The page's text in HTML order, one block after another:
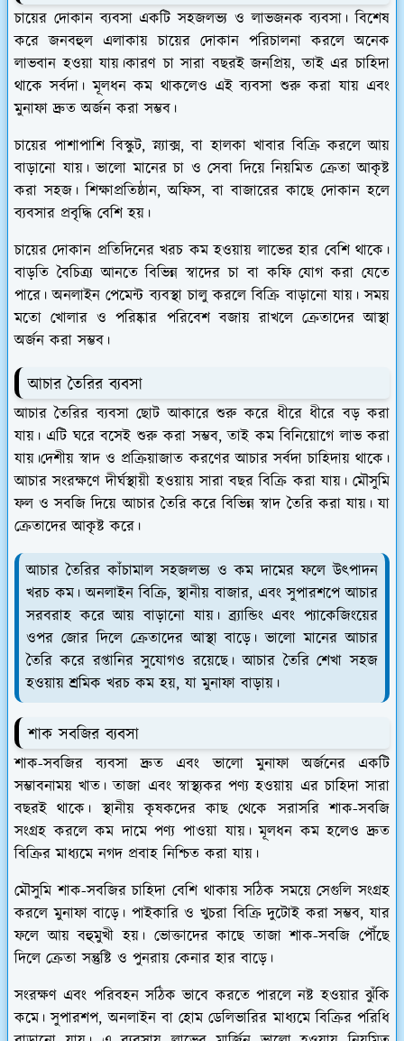
চায়ের দোকান ব্যবসা একটি সহজলভ্য ও লাভজনক ব্যবসা। বিশেষ
করে জনবহুল এলাকায় চায়ের দোকান পরিচালনা করলে অনেক
লাভবান হওয়া যায়।কারণ চা সারা বছরই জনপ্রিয়, তাই এর চাহিদা
থাকে সর্বদা। মূলধন কম থাকলেও এই ব্যবসা শুরু করা যায় এবং
মুনাফা দ্রুত অর্জন করা সম্ভব।
চায়ের পাশাপাশি বিস্কুট, স্ন্যাক্স, বা হালকা খাবার বিক্রি করলে আয়
বাড়ানো যায়। ভালো মানের চা ও সেবা দিয়ে নিয়মিত ক্রেতা আকৃষ্ট
করা সহজ। শিক্ষাপ্রতিষ্ঠান, অফিস, বা বাজারের কাছে দোকান হলে
ব্যবসার প্রবৃদ্ধি বেশি হয়।
চায়ের দোকান প্রতিদিনের খরচ কম হওয়ায় লাভের হার বেশি থাকে।
বাড়তি বৈচিত্র্য আনতে বিভিন্ন স্বাদের চা বা কফি যোগ করা যেতে
পারে। অনলাইন পেমেন্ট ব্যবস্থা চালু করলে বিক্রি বাড়ানো যায়। সময়
মতো খোলার ও পরিষ্কার পরিবেশ বজায় রাখলে ক্রেতাদের আস্থা
অর্জন করা সম্ভব।
আচার তৈরির ব্যবসা
আচার তৈরির ব্যবসা ছোট আকারে শুরু করে ধীরে ধীরে বড় করা
যায়। এটি ঘরে বসেই শুরু করা সম্ভব, তাই কম বিনিয়োগে লাভ করা
যায়।দেশীয় স্বাদ ও প্রক্রিয়াজাত করণের আচার সর্বদা চাহিদায় থাকে।
আচার সংরক্ষণে দীর্ঘস্থায়ী হওয়ায় সারা বছর বিক্রি করা যায়। মৌসুমি
ফল ও সবজি দিয়ে আচার তৈরি করে বিভিন্ন স্বাদ তৈরি করা যায়। যা
ক্রেতাদের আকৃষ্ট করে।
আচার তৈরির কাঁচামাল সহজলভ্য ও কম দামের ফলে উৎপাদন
খরচ কম। অনলাইন বিক্রি, স্থানীয় বাজার, এবং সুপারশপে আচার
সরবরাহ করে আয় বাড়ানো যায়। ব্র্যান্ডিং এবং প্যাকেজিংয়ের
ওপর জোর দিলে ক্রেতাদের আস্থা বাড়ে। ভালো মানের আচার
তৈরি করে রপ্তানির সুযোগও রয়েছে। আচার তৈরি শেখা সহজ
হওয়ায় শ্রমিক খরচ কম হয়, যা মুনাফা বাড়ায়।
শাক সবজির ব্যবসা
শাক-সবজির ব্যবসা দ্রুত এবং ভালো মুনাফা অর্জনের একটি
সম্ভাবনাময় খাত। তাজা এবং স্বাস্থ্যকর পণ্য হওয়ায় এর চাহিদা সারা
বছরই থাকে। স্থানীয় কৃষকদের কাছ থেকে সরাসরি শাক-সবজি
সংগ্রহ করলে কম দামে পণ্য পাওয়া যায়। মূলধন কম হলেও দ্রুত
বিক্রির মাধ্যমে নগদ প্রবাহ নিশ্চিত করা যায়।
মৌসুমি শাক-সবজির চাহিদা বেশি থাকায় সঠিক সময়ে সেগুলি সংগ্রহ
করলে মুনাফা বাড়ে। পাইকারি ও খুচরা বিক্রি দুটোই করা সম্ভব, যার
ফলে আয় বহুমুখী হয়। ভোক্তাদের কাছে তাজা শাক-সবজি পৌঁছে
দিলে ক্রেতা সন্তুষ্টি ও পুনরায় কেনার হার বাড়ে।
সংরক্ষণ এবং পরিবহন সঠিক ভাবে করতে পারলে নষ্ট হওয়ার ঝুঁকি
কমে। সুপারশপ, অনলাইন বা হোম ডেলিভারির মাধ্যমে বিক্রির পরিধি